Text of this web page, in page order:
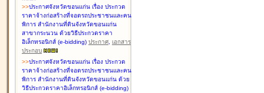
>>ประกาศจังหวัดขอนแก่น เรื่อง ประกวด
ราคาจ้างก่อสร้างที่จอดรถประชาชนและคน
พิการ สำนักงานที่ดินจังหวัดขอนแก่น
สาขากระนวน ด้วยวิธีประกวดราคา
อิเล็กทรอนิกส์ (e-bidding) ประกาศ, เอกสาร
ประกอบ
>>ประกาศจังหวัดขอนแก่น เรื่อง ประกวด
ราคาจ้างก่อสร้างที่จอดรถประชาชนและคน
พิการ สำนักงานที่ดินจังหวัดขอนแก่น ด้วย
วิธีประกวดราคาอิเล็กทรอนิกส์ (e-bidding)